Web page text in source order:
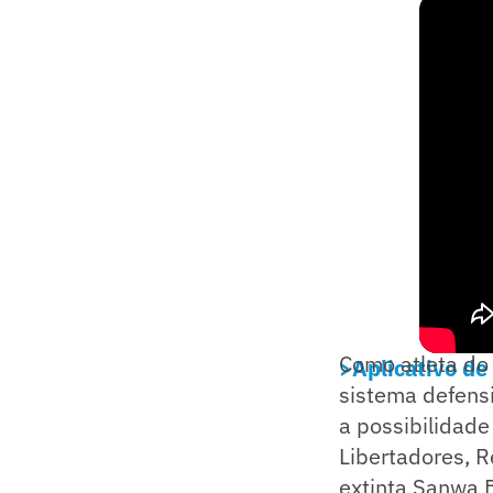
>Aplicativo de
Como atleta
sistema
a
Libertadores,
extinta Sanwa